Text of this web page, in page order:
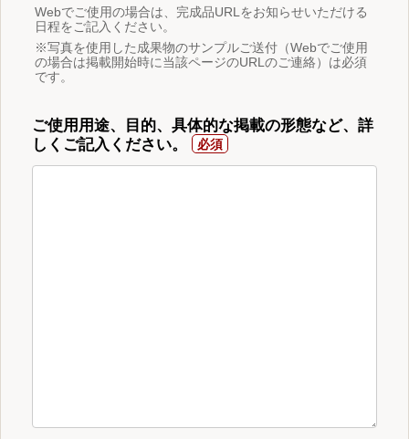
Webでご使用の場合は、完成品URLをお知らせいただける
日程をご記入ください。
※写真を使用した成果物のサンプルご送付（Webでご使用
の場合は掲載開始時に当該ページのURLのご連絡）は必須
です。
ご使用用途、目的、具体的な掲載の形態など、詳
しくご記入ください。